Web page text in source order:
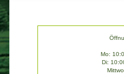
Mo:
Di: